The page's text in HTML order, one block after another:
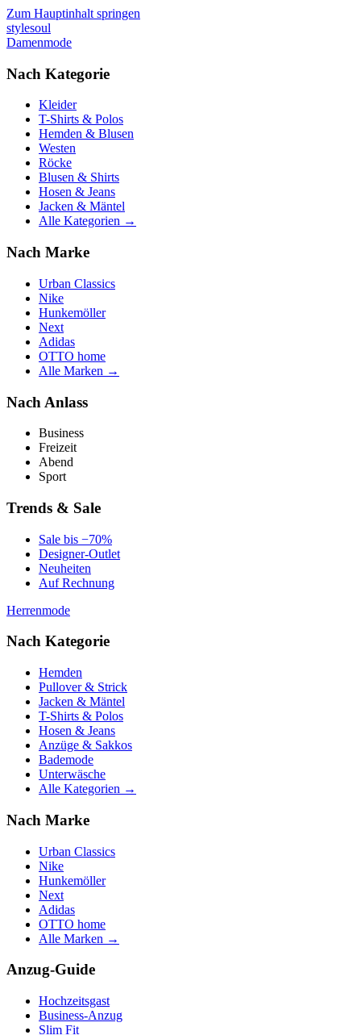
Zum Hauptinhalt springen
stylesoul
Damenmode
Nach Kategorie
Kleider
T-Shirts & Polos
Hemden & Blusen
Westen
Röcke
Blusen & Shirts
Hosen & Jeans
Jacken & Mäntel
Alle Kategorien →
Nach Marke
Urban Classics
Nike
Hunkemöller
Next
Adidas
OTTO home
Alle Marken →
Nach Anlass
Business
Freizeit
Abend
Sport
Trends & Sale
Sale bis −70%
Designer-Outlet
Neuheiten
Auf Rechnung
Herrenmode
Nach Kategorie
Hemden
Pullover & Strick
Jacken & Mäntel
T-Shirts & Polos
Hosen & Jeans
Anzüge & Sakkos
Bademode
Unterwäsche
Alle Kategorien →
Nach Marke
Urban Classics
Nike
Hunkemöller
Next
Adidas
OTTO home
Alle Marken →
Anzug-Guide
Hochzeitsgast
Business-Anzug
Slim Fit